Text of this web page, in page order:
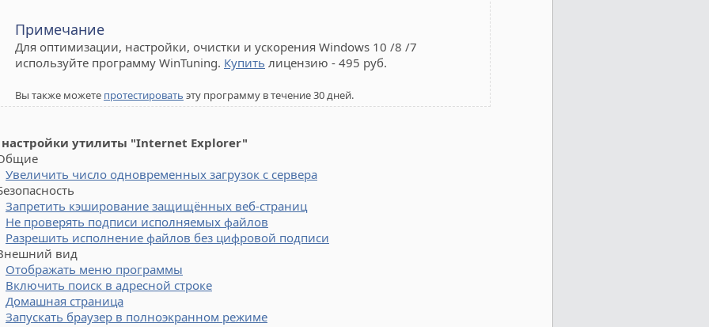
Примечание
Для оптимизации, настройки, очистки и ускорения Windows 10 /8 /7
используйте программу WinTuning. Купить лицензию - 495 руб.
Вы также можете протестировать эту программу в течение 30 дней.
настройки утилиты "Internet Explorer"
Увеличить число одновременных загрузок с сервера
Запретить кэширование защищённых веб-страниц
Не проверять подписи исполняемых файлов
Разрешить исполнение файлов без цифровой подписи
вид
Отображать меню программы
Включить поиск в адресной строке
Домашная страница
Запускать браузер в полноэкранном режиме